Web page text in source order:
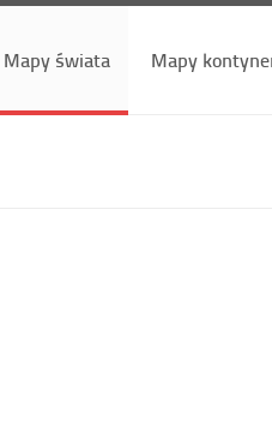
Mapy świata Mapy